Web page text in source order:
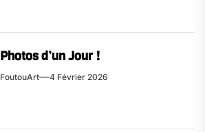
Photos d’un Jour !
FoutouArt 4 Février 2026